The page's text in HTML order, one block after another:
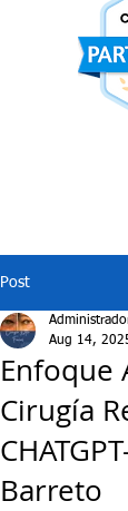
Post
Enfoque
Cirugía
Barreto
Aug 14,